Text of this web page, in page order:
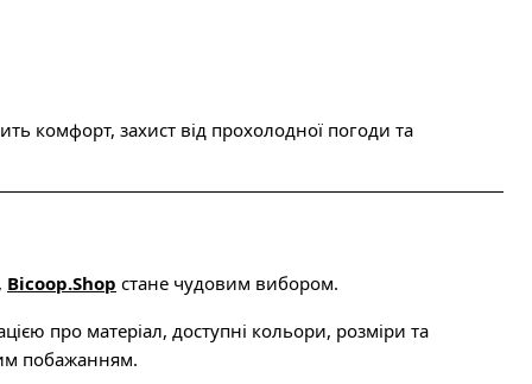
комфорт, захист від прохолодної погоди та
Bicoop.Shop стане чудовим вибором.
про матеріал, доступні кольори, розміри та
побажанням.